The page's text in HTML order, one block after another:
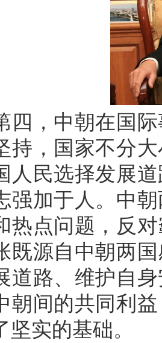
中朝在国际
持，国家不分
人民选择发展
强加于人。中
热点问题，反
既源自中朝两
道路、维护自
朝间的共同利
坚实的基础。